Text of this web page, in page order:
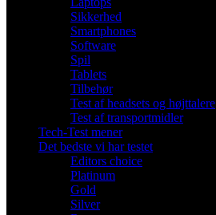
Sikkerhed
Smartphones
Software
Spil
Tablets
Tilbehør
Test af headsets og højttalere
Test af transportmidler
Tech-Test mener
Det bedste vi har testet
Editors choice
Platinum
Gold
Silver